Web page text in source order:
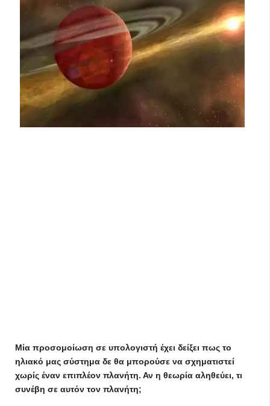
Μία προσομοίωση σε υπολογιστή έχει δείξει πως το
ηλιακό μας σύστημα δε θα μπορούσε να σχηματιστεί
χωρίς έναν επιπλέον πλανήτη. Αν η θεωρία αληθεύει, τι
συνέβη σε αυτόν τον πλανήτη;